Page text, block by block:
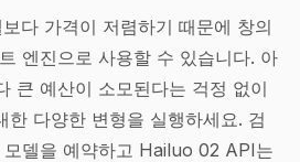
다 가격이 저렴하기 때문에 창의
엔진으로 사용할 수 있습니다. 아
큰 예산이 소모된다는 걱정 없이
한 다양한 변형을 실행하세요. 검
델을 예약하고 Hailuo 02 API는